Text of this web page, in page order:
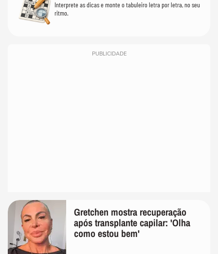
Interprete as dicas e monte o tabuleiro letra por letra, no seu
ritmo.
PUBLICIDADE
Gretchen mostra recuperação
após transplante capilar: 'Olha
como estou bem'